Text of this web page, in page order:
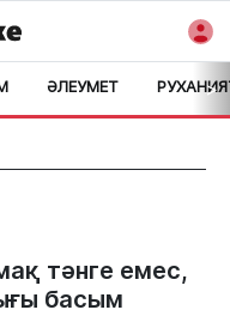
ӘЛЕУМЕТ >
тәнге емес,
басым